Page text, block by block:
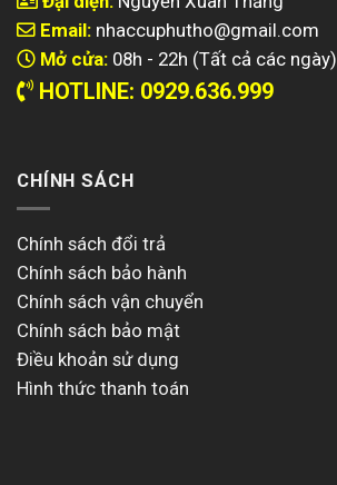
Email: nhaccuphutho@gmail.com
Mở cửa: 08h - 22h (Tất cả các ngày)
HOTLINE: 0929.636.999
CHÍNH SÁCH
Chính sách đổi trả
Chính sách bảo hành
Chính sách vận chuyển
Chính sách bảo mật
Điều khoản sử dụng
Hình thức thanh toán